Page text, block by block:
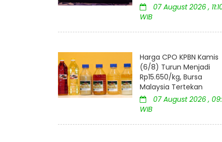
07 August 2026 ,
WIB
Harga CPO KPBN Kamis
(6/8) Turun Menjadi
Rp15.650/kg, Bursa
Malaysia Tertekan
07 August 2026 ,
WIB